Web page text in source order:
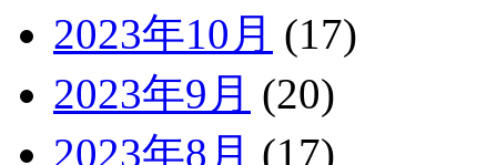
2023年10月 (17)
2023年9月 (20)
2023年8月 (17)